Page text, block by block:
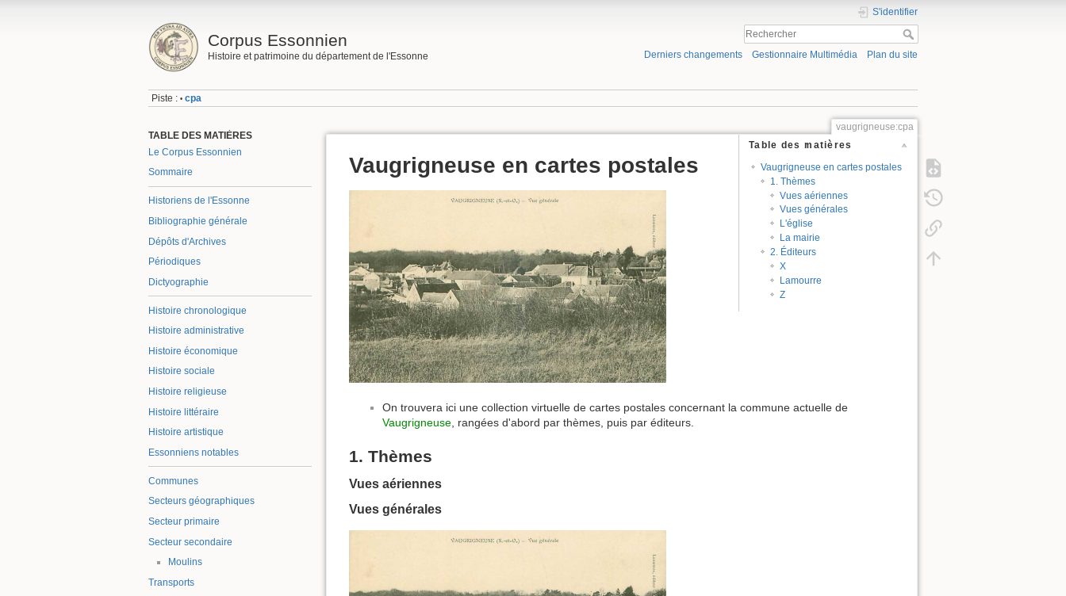
Corpus Essonnien
Histoire et patrimoine du département de l'Essonne
S'identifier
Derniers changements Gestionnaire Multimédia Plan du site
Piste : • cpa
TABLE DES MATIÈRES
Le Corpus Essonnien
Sommaire
Historiens de l'Essonne
Bibliographie générale
Dépôts d'Archives
Périodiques
Dictyographie
Histoire chronologique
Histoire administrative
Histoire économique
Histoire sociale
Histoire religieuse
Histoire littéraire
Histoire artistique
Essonniens notables
Communes
Secteurs géographiques
Secteur primaire
Secteur secondaire
Moulins
Transports
vaugrigneuse:cpa
Table des matières
Vaugrigneuse en cartes postales
1. Thèmes
Vues aériennes
Vues générales
L'église
La mairie
2. Éditeurs
X
Lamourre
Z
Vaugrigneuse en cartes postales
On trouvera ici une collection virtuelle de cartes postales concernant la commune actuelle de
Vaugrigneuse, rangées d'abord par thèmes, puis par éditeurs.
1. Thèmes
Vues aériennes
Vues générales